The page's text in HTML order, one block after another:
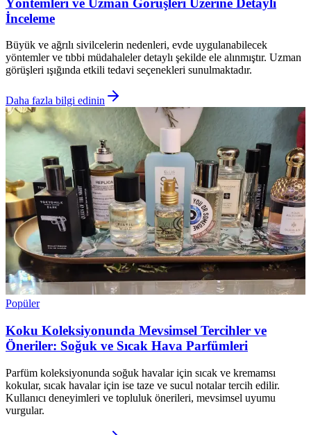
İnceleme
Büyük ve ağrılı sivilcelerin nedenleri, evde uygulanabilecek
yöntemler ve tıbbi müdahaleler detaylı şekilde ele alınmıştır. Uzman
görüşleri ışığında etkili tedavi seçenekleri sunulmaktadır.
Daha fazla bilgi edinin
Popüler
Koku Koleksiyonunda Mevsimsel Tercihler ve
Öneriler: Soğuk ve Sıcak Hava Parfümleri
Parfüm koleksiyonunda soğuk havalar için sıcak ve kremamsı
kokular, sıcak havalar için ise taze ve sucul notalar tercih edilir.
Kullanıcı deneyimleri ve topluluk önerileri, mevsimsel uyumu
vurgular.